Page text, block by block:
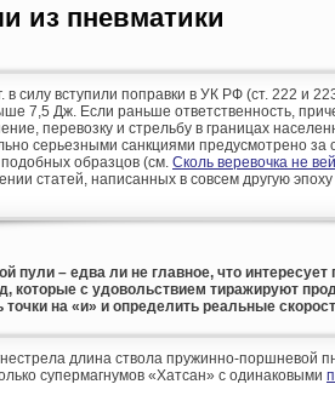
из пневматики
в силу вступили поправки в УК РФ (ст. 222 и
7,5 Дж. Если раньше ответственность,
перевозку и стрельбу в границах
серьезными санкциями предусмотрено за
образцов (см. Сколь веревочка не
статей, написанных в совсем другую
пули – едва ли не главное, что
которые с удовольствием тиражируют
на «и» и определить реальные
длина ствола пружинно-поршневой
супермагнумов «Хатсан» с одинаковыми